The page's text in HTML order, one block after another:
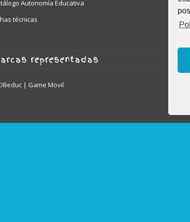
Autonomía Educativa
técnicas
representadas
| Game Movil